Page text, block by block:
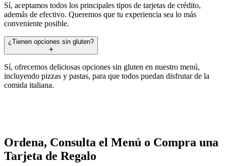
Sí, aceptamos todos los principales tipos de tarjetas de crédito,
además de efectivo. Queremos que tu experiencia sea lo más
conveniente posible.
¿Tienen opciones sin gluten?
Sí, ofrecemos deliciosas opciones sin gluten en nuestro menú,
incluyendo pizzas y pastas, para que todos puedan disfrutar de la
comida italiana.
Ordena, Consulta el Menú o Compra una
Tarjeta de Regalo